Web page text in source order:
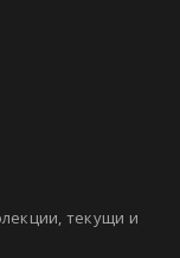
текущи и